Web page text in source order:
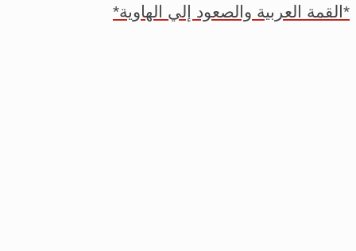
*القمة العربية والصعود إلي الهاوية*